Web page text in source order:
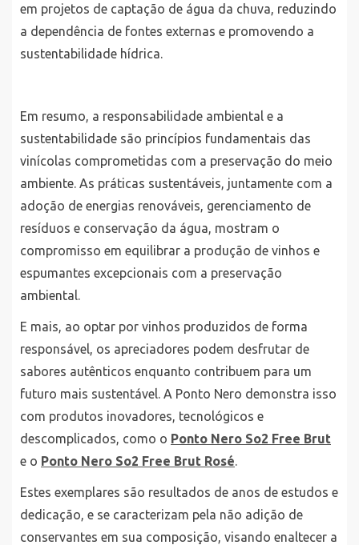
em projetos de captação de água da chuva, reduzindo
a dependência de fontes externas e promovendo a
sustentabilidade hídrica.
Em resumo, a responsabilidade ambiental e a
sustentabilidade são princípios fundamentais das
vinícolas comprometidas com a preservação do meio
ambiente. As práticas sustentáveis, juntamente com a
adoção de energias renováveis, gerenciamento de
resíduos e conservação da água, mostram o
compromisso em equilibrar a produção de vinhos e
espumantes excepcionais com a preservação
ambiental.
E mais, ao optar por vinhos produzidos de forma
responsável, os apreciadores podem desfrutar de
sabores autênticos enquanto contribuem para um
futuro mais sustentável. A Ponto Nero demonstra isso
com produtos inovadores, tecnológicos e
descomplicados, como o Ponto Nero So2 Free Brut
e o Ponto Nero So2 Free Brut Rosé.
Estes exemplares são resultados de anos de estudos e
dedicação, e se caracterizam pela não adição de
conservantes em sua composição, visando enaltecer a